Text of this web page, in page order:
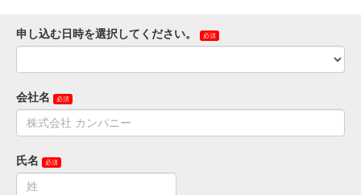
申し込む日時を選択してください。
会社名
氏名